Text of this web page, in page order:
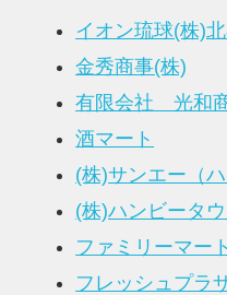
イオン琉球(株)
金秀商事(株)
有限会社 光和
酒マート
(株)サンエー（
(株)ハンビータ
ファミリーマー
フレッシュプラ